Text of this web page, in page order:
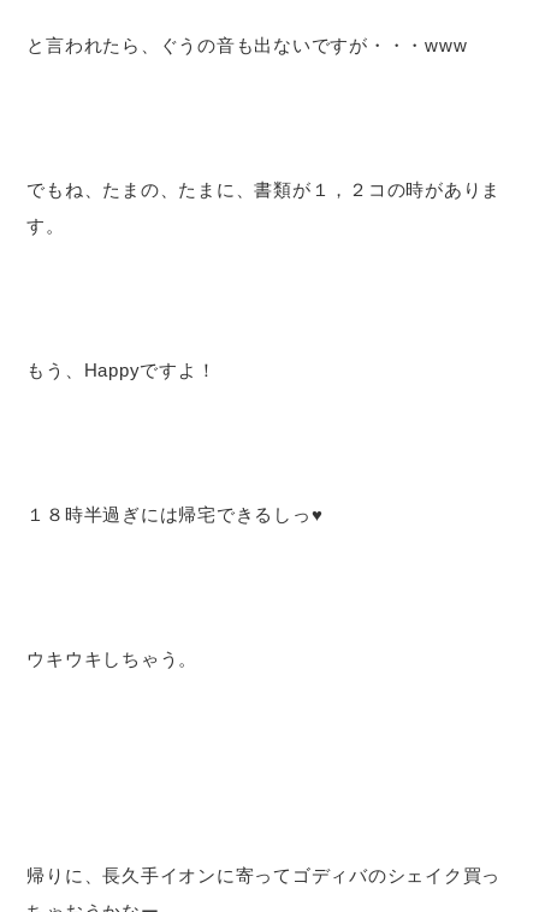
と言われたら、ぐうの音も出ないですが・・・www
でもね、たまの、たまに、書類が１，２コの時がありま
す。
もう、Happyですよ！
１８時半過ぎには帰宅できるしっ♥️
ウキウキしちゃう。
帰りに、長久手イオンに寄ってゴディバのシェイク買っ